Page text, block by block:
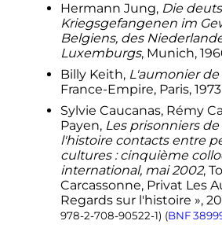
Hermann Jung, Die
Kriegsgefangenen im
Belgiens, des
Luxemburgs, Munich,
Billy Keith, L'aumonier de
France-Empire, Paris, 1973
Sylvie Caucanas, Rémy
Payen, Les prisonniers
l'histoire contacts entre
cultures : cinquième
international, mai 2002,
Carcassonne, Privat Les
Regards sur l'histoire »,
978-2-708-90522-1) (BNF